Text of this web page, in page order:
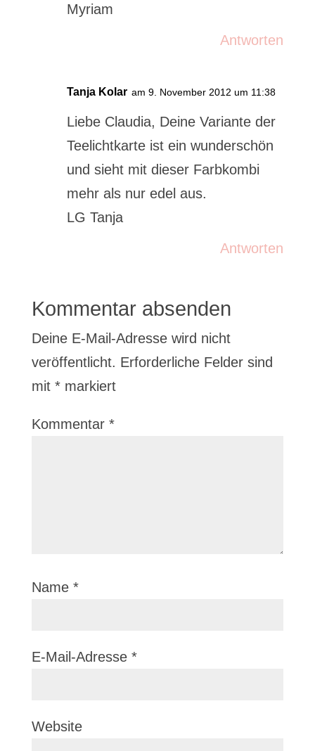
Myriam
Antworten
Tanja Kolar am 9. November 2012 um 11:38
Liebe Claudia, Deine Variante der
Teelichtkarte ist ein wunderschön
und sieht mit dieser Farbkombi
mehr als nur edel aus.
LG Tanja
Antworten
Kommentar absenden
Deine E-Mail-Adresse wird nicht
veröffentlicht. Erforderliche Felder sind
mit *markiert
Kommentar *
Name *
E-Mail-Adresse *
Website